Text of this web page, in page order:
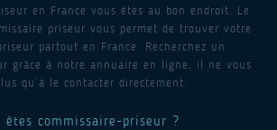
en France vous êtes au bon endroit. Le
priseur vous permet de trouver votre
partout en France. Recherchez un
grâce à notre annuaire en ligne, il ne vous
qu’à le contacter directement.
êtes commissaire-priseur ?